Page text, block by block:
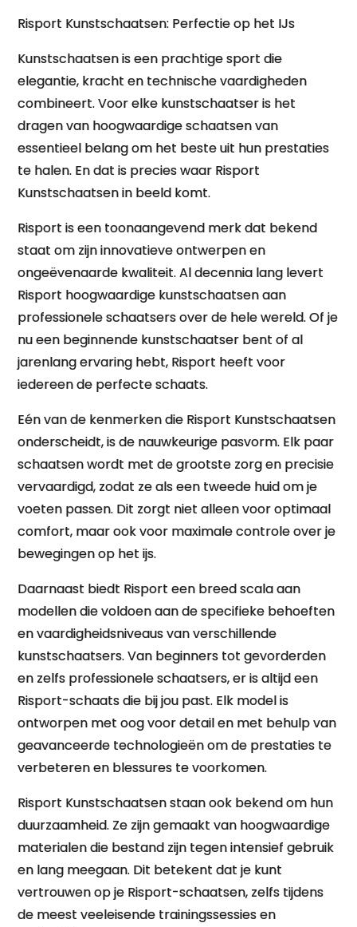
Risport Kunstschaatsen: Perfectie op het IJs
Kunstschaatsen is een prachtige sport die
elegantie, kracht en technische vaardigheden
combineert. Voor elke kunstschaatser is het
dragen van hoogwaardige schaatsen van
essentieel belang om het beste uit hun prestaties
te halen. En dat is precies waar Risport
Kunstschaatsen in beeld komt.
Risport is een toonaangevend merk dat bekend
staat om zijn innovatieve ontwerpen en
ongeëvenaarde kwaliteit. Al decennia lang levert
Risport hoogwaardige kunstschaatsen aan
professionele schaatsers over de hele wereld. Of je
nu een beginnende kunstschaatser bent of al
jarenlang ervaring hebt, Risport heeft voor
iedereen de perfecte schaats.
Eén van de kenmerken die Risport Kunstschaatsen
onderscheidt, is de nauwkeurige pasvorm. Elk paar
schaatsen wordt met de grootste zorg en precisie
vervaardigd, zodat ze als een tweede huid om je
voeten passen. Dit zorgt niet alleen voor optimaal
comfort, maar ook voor maximale controle over je
bewegingen op het ijs.
Daarnaast biedt Risport een breed scala aan
modellen die voldoen aan de specifieke behoeften
en vaardigheidsniveaus van verschillende
kunstschaatsers. Van beginners tot gevorderden
en zelfs professionele schaatsers, er is altijd een
Risport-schaats die bij jou past. Elk model is
ontworpen met oog voor detail en met behulp van
geavanceerde technologieën om de prestaties te
verbeteren en blessures te voorkomen.
Risport Kunstschaatsen staan ook bekend om hun
duurzaamheid. Ze zijn gemaakt van hoogwaardige
materialen die bestand zijn tegen intensief gebruik
en lang meegaan. Dit betekent dat je kunt
vertrouwen op je Risport-schaatsen, zelfs tijdens
de meest veeleisende trainingssessies en